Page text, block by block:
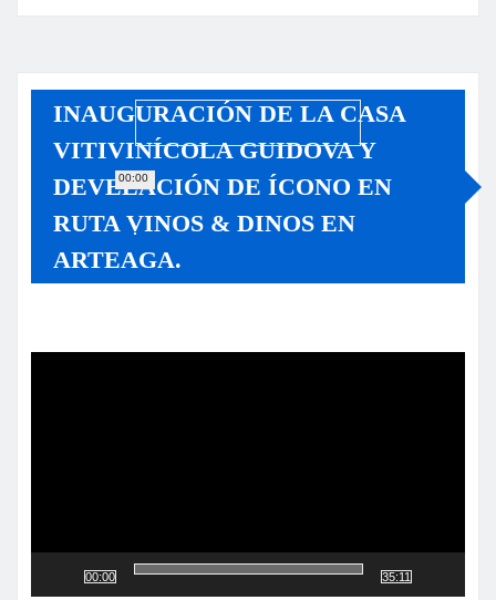
00:00
INAUGURACIÓN DE LA CASA
VITIVINÍCOLA GUIDOVA Y
DEVELACIÓN DE ÍCONO EN
RUTA VINOS & DINOS EN
ARTEAGA.
00:00 35:11